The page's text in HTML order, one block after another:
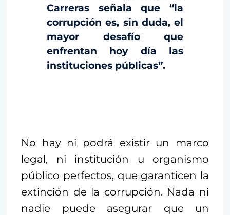
Carreras señala que “la
corrupción es, sin duda, el
mayor desafío que
enfrentan hoy día las
instituciones públicas”.
No hay ni podrá existir un marco
legal, ni institución u organismo
público perfectos, que garanticen la
extinción de la corrupción. Nada ni
nadie puede asegurar que un